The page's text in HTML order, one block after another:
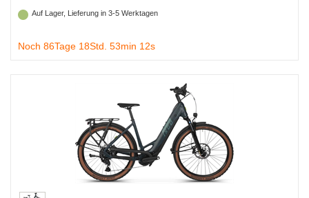
Auf Lager, Lieferung in 3-5 Werktagen
Noch 86Tage 18Std. 53min 11s